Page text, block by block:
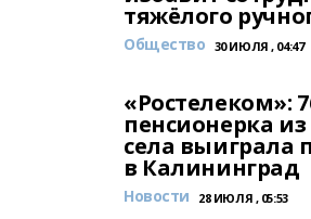
тяжёлого
Общество 30 ИЮЛЯ , 04:47
«Ростелеком»:
пенсионерка
села выиграла
в Калининград
Новости 28 ИЮЛЯ , 05:53